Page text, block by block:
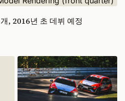
, 2016년 초 데뷔 예정